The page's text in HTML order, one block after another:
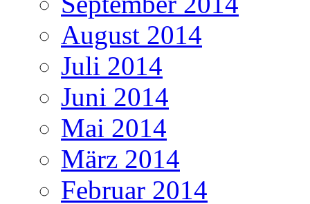
August 2014
Juli 2014
Juni 2014
Mai 2014
März 2014
Februar 2014